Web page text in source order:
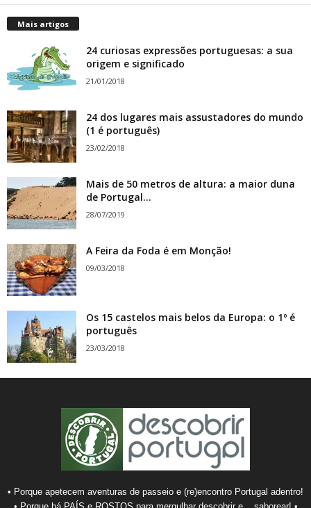
Mais artigos
24 curiosas expressões portuguesas: a sua
origem e significado
21/01/2018
24 dos lugares mais assustadores do mundo
(1 é português)
23/02/2018
Mais de 50 metros de altura: a maior duna
de Portugal...
28/07/2019
A Feira da Foda é em Monção!
09/03/2018
Os 15 castelos mais belos da Europa: o 1º é
português
23/03/2018
• Porque apetecem aventuras de passeio e (re)encontro Portugal adentro!